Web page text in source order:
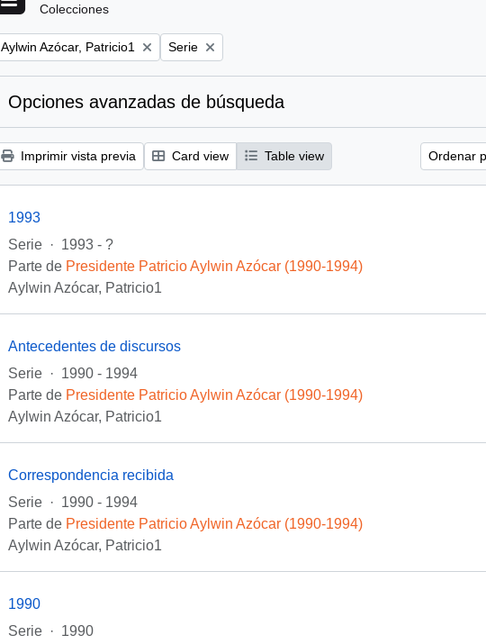
Colecciones
Remove filter:
Aylwin Azócar, Patricio1 Remove filter:
Serie
Opciones avanzadas de búsqueda
Imprimir vista previa Card view Table view Ordenar
1993
Serie · 1993 - ?
Parte de Presidente Patricio Aylwin Azócar (1990-1994)
Aylwin Azócar, Patricio1
Antecedentes de discursos
Serie · 1990 - 1994
Parte de Presidente Patricio Aylwin Azócar (1990-1994)
Aylwin Azócar, Patricio1
Correspondencia recibida
Serie · 1990 - 1994
Parte de Presidente Patricio Aylwin Azócar (1990-1994)
Aylwin Azócar, Patricio1
1990
Serie · 1990